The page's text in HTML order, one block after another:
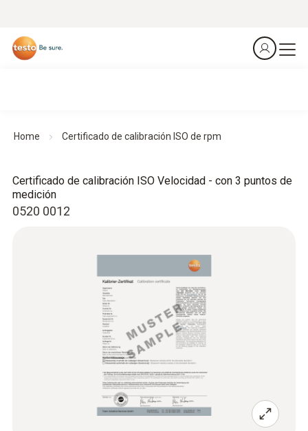
Home Certificado de calibración ISO de rpm
0520 0012
Certificado de calibración ISO Velocidad - con 3 puntos de
medición